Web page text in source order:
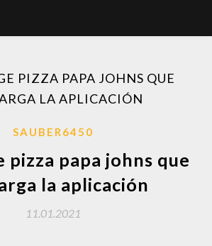
PIZZA PAPA JOHNS QUE
LA APLICACIÓN
SAUBER6450
pizza papa johns que
la aplicación
11.01.2021